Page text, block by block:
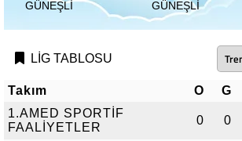
GÜNEŞLI
GÜNEŞLI
LİG TABLOSU
Takım O G
1.AMED SPORTİF
FAALİYETLER
0 0